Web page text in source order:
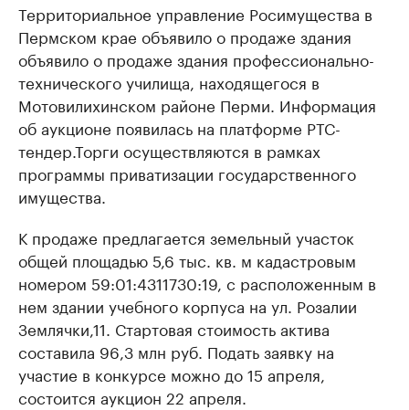
Территориальное управление Росимущества в
Пермском крае объявило о продаже здания
объявило о продаже здания профессионально-
технического училища, находящегося в
Мотовилихинском районе Перми. Информация
об аукционе появилась на платформе РТС-
тендер.Торги осуществляются в рамках
программы приватизации государственного
имущества.
К продаже предлагается земельный участок
общей площадью 5,6 тыс. кв. м кадастровым
номером 59:01:4311730:19, с расположенным в
нем здании учебного корпуса на ул. Розалии
Землячки,11. Стартовая стоимость актива
составила 96,3 млн руб. Подать заявку на
участие в конкурсе можно до 15 апреля,
состоится аукцион 22 апреля.